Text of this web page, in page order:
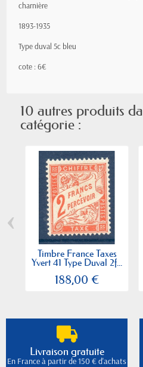
charnière
1893-1935
Type duval 5c bleu
cote : 6€
10 autres produits
catégorie :
Timbre France Taxes
Yvert 41 Type Duval 2f...
188,00 €
‹
Livraison gratuite
En France à partir de 150 € d'achats